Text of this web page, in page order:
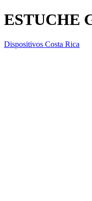
ESTUCHE
Dispositivos Costa Rica